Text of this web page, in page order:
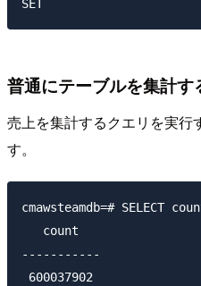
普通にテーブルを集計す
売上を集計するクエリを実行
す。
cmawsteamdb=# SELECT
   count
-----------
600037902